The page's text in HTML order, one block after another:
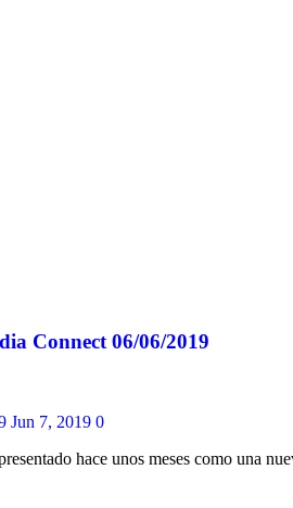
Connect 06/06/2019
Jun 7, 2019 0
hace unos meses como una